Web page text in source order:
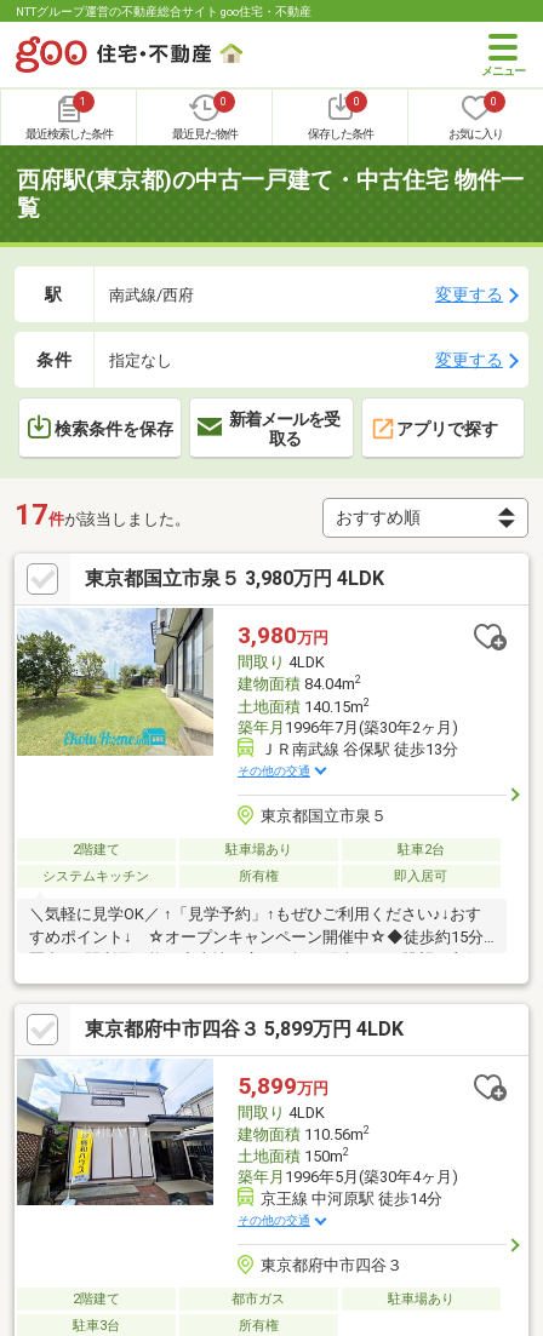
NTTグループ運営の不動産総合サイト goo住宅・不動産
1
最近検索した条件
0
最近見た物件
0
保存した条件
0
お気に入り
西府駅(東京都)の中古一戸建て・中古住宅 物件一
覧
駅 南武線/西府 変更する
条件 指定なし 変更する
検索条件を保存
新着メールを受
取る
アプリで探す
17件が該当しました。
東京都国立市泉５ 3,980万円 4LDK
3,980万円
間取り 4LDK
建物面積84.04m2
土地面積140.15m2
築年月 1996年7月(築30年2ヶ月)
ＪＲ南武線 谷保駅 徒歩13分
その他の交通
東京都国立市泉５
2階建て 駐車場あり
駐車2台
システムキッチン
所有権 即入居可
＼気軽に見学OK／ ↑「見学予約」↑もぜひご利用ください♪↓おす
すめポイント↓ ☆オープンキャンペーン開催中☆◆徒歩約15分
♪◆生活に彩りを与えてくれる広いお庭付き☆ 売主様が丁寧に
お手入れされています！◆納戸＆小屋裏収納付きの4LDKタイプ
☆◆カースペース2台可能 (車種による) 嬉しいカーポート付き
です！◆徒歩15分圏内にお買い物スポットが充実♪◆小中学校徒
歩約5分圏内で親御様も安心の立地☆＊オープンキャンペーン詳
細は下記の「プレゼント情報」をご覧ください！＊いつでもお気
軽にお問い合わせください♪
東京都府中市四谷３ 5,899万円 4LDK
5,899万円
間取り 4LDK
建物面積110.56m2
土地面積150m2
築年月 1996年5月(築30年4ヶ月)
京王線 中河原駅 徒歩14分
その他の交通
東京都府中市四谷３
2階建て 都市ガス
駐車場あり
駐車3台
所有権